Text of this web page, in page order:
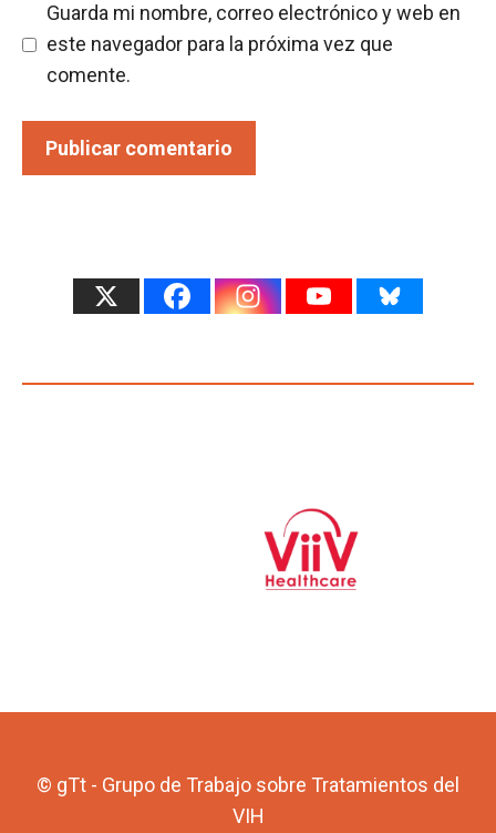
Guarda mi nombre, correo electrónico y web en
este navegador para la próxima vez que
comente.
© gTt - Grupo de Trabajo sobre Tratamientos del
VIH